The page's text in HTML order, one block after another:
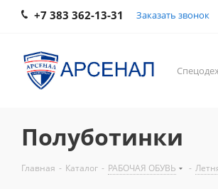
+7 383 362-13-31 Заказать звонок
Полуботинки
Главная - Каталог - РАБОЧАЯ ОБУВЬ -